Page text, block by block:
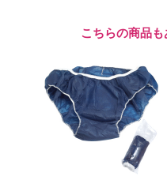
こちらの商品